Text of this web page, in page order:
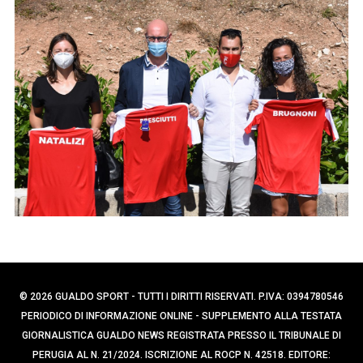
e
r
:
© 2026 GUALDO SPORT - TUTTI I DIRITTI RISERVATI. P.IVA: 0394780546
PERIODICO DI INFORMAZIONE ONLINE - SUPPLEMENTO ALLA TESTATA
GIORNALISTICA GUALDO NEWS REGISTRATA PRESSO IL TRIBUNALE DI
PERUGIA AL N. 21/2024. ISCRIZIONE AL ROCP N. 42518. EDITORE:
e
r
c
a
p
e
: